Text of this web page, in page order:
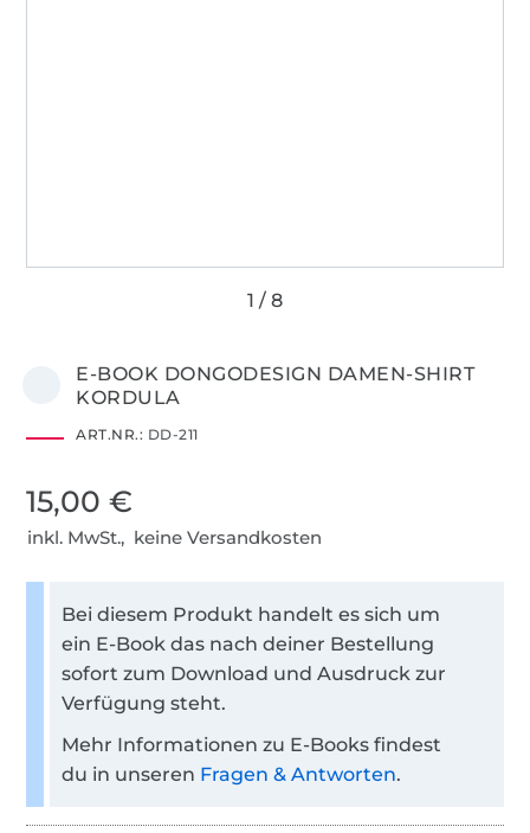
E-BOOK DONGODESIGN DAMEN-SHIRT
KORDULA
ART.NR.: DD-211
15,00 €
inkl. MwSt., keine Versandkosten
Bei diesem Produkt handelt es sich um
ein E-Book das nach deiner Bestellung
sofort zum Download und Ausdruck zur
Verfügung steht.
Mehr Informationen zu E-Books findest
du in unseren Fragen & Antworten.